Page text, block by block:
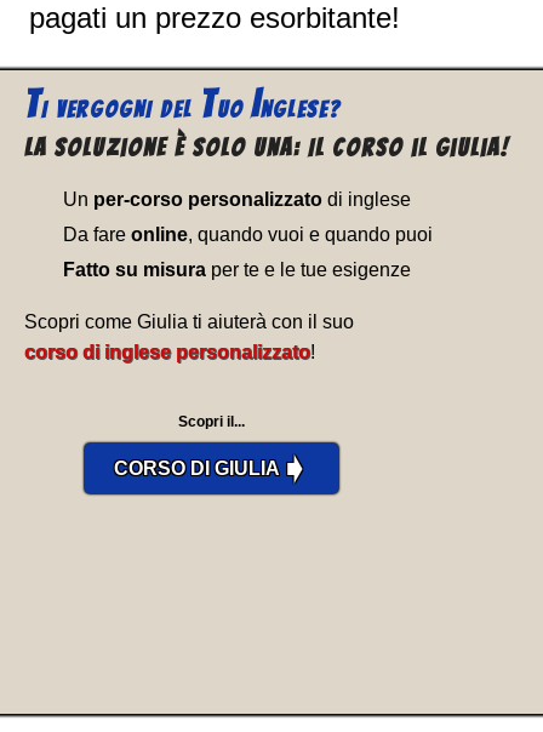
pagati un prezzo esorbitante!
TI VERGOGNIDEL TUO INGLESE?
La soluzione è solo una: Il corso il Giulia!
Un per-corso personalizzato di inglese
Da fare online, quando vuoi e quando puoi
Fatto su misura per te e le tue esigenze
Scopri come Giulia ti aiuterà con il suo
corso di inglese personalizzato!
Scopri il...
CORSO DI GIULIA➧